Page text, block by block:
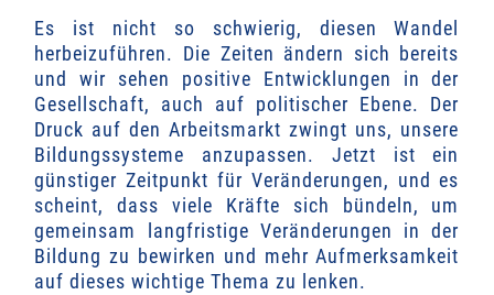
Es ist nicht so schwierig, diesen Wandel
herbeizuführen. Die Zeiten ändern sich bereits
und wir sehen positive Entwicklungen in der
Gesellschaft, auch auf politischer Ebene. Der
Druck auf den Arbeitsmarkt zwingt uns, unsere
Bildungssysteme anzupassen. Jetzt ist ein
günstiger Zeitpunkt für Veränderungen, und es
scheint, dass viele Kräfte sich bündeln, um
gemeinsam langfristige Veränderungen in der
Bildung zu bewirken und mehr Aufmerksamkeit
auf dieses wichtige Thema zu lenken.